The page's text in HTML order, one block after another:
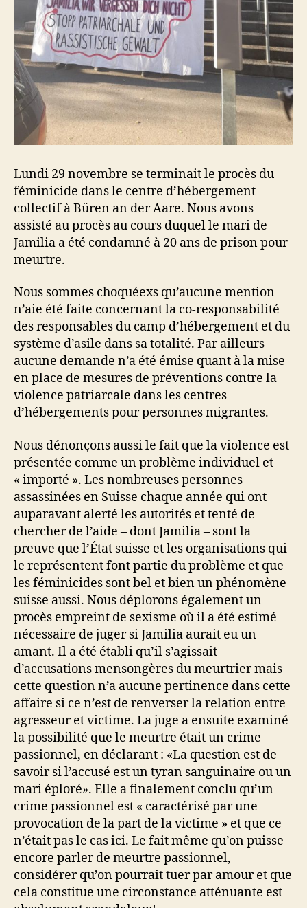
Lundi 29 novembre se terminait le procès du
féminicide dans le centre d’hébergement
collectif à Büren an der Aare. Nous avons
assisté au procès au cours duquel le mari de
Jamilia a été condamné à 20 ans de prison pour
meurtre.
Nous sommes choquéexs qu’aucune mention
n’aie été faite concernant la co-responsabilité
des responsables du camp d’hébergement et du
système d’asile dans sa totalité. Par ailleurs
aucune demande n’a été émise quant à la mise
en place de mesures de préventions contre la
violence patriarcale dans les centres
d’hébergements pour personnes migrantes.
Nous dénonçons aussi le fait que la violence est
présentée comme un problème individuel et
« importé ». Les nombreuses personnes
assassinées en Suisse chaque année qui ont
auparavant alerté les autorités et tenté de
chercher de l’aide – dont Jamilia – sont la
preuve que l’État suisse et les organisations qui
le représentent font partie du problème et que
les féminicides sont bel et bien un phénomène
suisse aussi. Nous déplorons également un
procès empreint de sexisme où il a été estimé
nécessaire de juger si Jamilia aurait eu un
amant. Il a été établi qu’il s’agissait
d’accusations mensongères du meurtrier mais
cette question n’a aucune pertinence dans cette
affaire si ce n’est de renverser la relation entre
agresseur et victime. La juge a ensuite examiné
la possibilité que le meurtre était un crime
passionnel, en déclarant : «La question est de
savoir si l’accusé est un tyran sanguinaire ou un
mari éploré». Elle a finalement conclu qu’un
crime passionnel est « caractérisé par une
provocation de la part de la victime » et que ce
n’était pas le cas ici. Le fait même qu’on puisse
encore parler de meurtre passionnel,
considérer qu’on pourrait tuer par amour et que
cela constitue une circonstance atténuante est